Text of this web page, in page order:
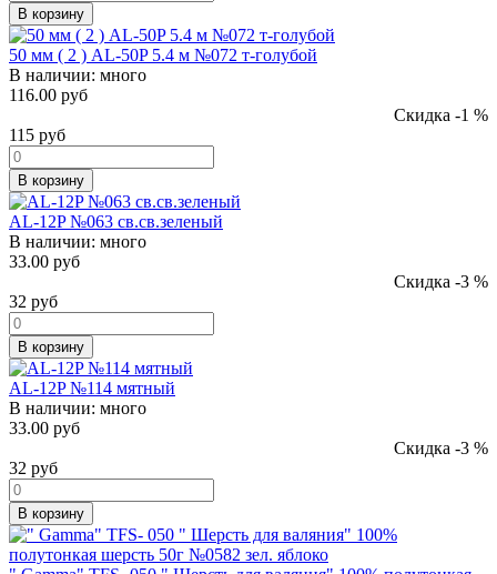
В корзину
50 мм ( 2 ) AL-50P 5.4 м №072 т-голубой
В наличии: много
116.00 руб
Скидка -1 %
115 руб
В корзину
AL-12P №063 св.св.зеленый
В наличии: много
33.00 руб
Скидка -3 %
32 руб
В корзину
AL-12P №114 мятный
В наличии: много
33.00 руб
Скидка -3 %
32 руб
В корзину